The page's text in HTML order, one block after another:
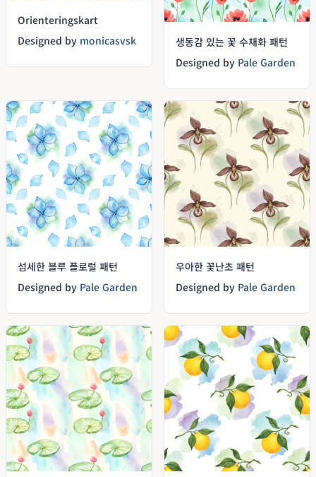
Orienteringskart
Designed by monicasvsk
생동감 있는 꽃 수채화 패턴
Designed by Pale Garden
섬세한 블루 플로럴 패턴
Designed by Pale Garden
우아한 꽃난초 패턴
Designed by Pale Garden